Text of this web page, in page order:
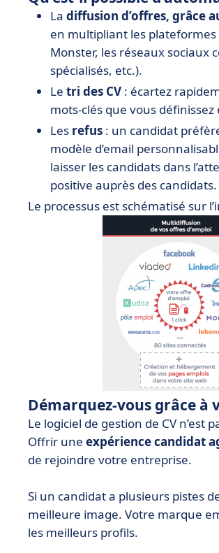
La diffusion d’offres, grâce
en multipliant les plateformes
Monster, les réseaux sociaux
spécialisés, etc.).
Le tri des CV : écartez
mots-clés que vous
Les refus : un candidat
modèle d’email
laisser les candidats dans
positive auprès des candidats.
Le processus est schématisé sur
Démarquez-vous grâce
Le logiciel de gestion de CV n’est
Offrir une expérience candidat
de rejoindre votre entreprise.
Si un candidat a plusieurs pistes
meilleure image. Votre marque
les meilleurs profils.